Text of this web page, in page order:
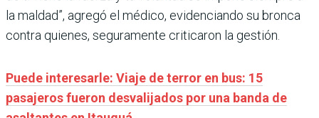
la maldad”, agregó el médico, evidenciando su bronca
contra quienes, seguramente criticaron la gestión.
Puede interesarle: Viaje de terror en bus: 15
pasajeros fueron desvalijados por una banda de